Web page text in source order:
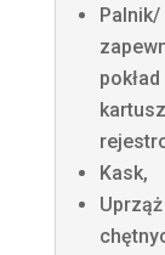
Kask,